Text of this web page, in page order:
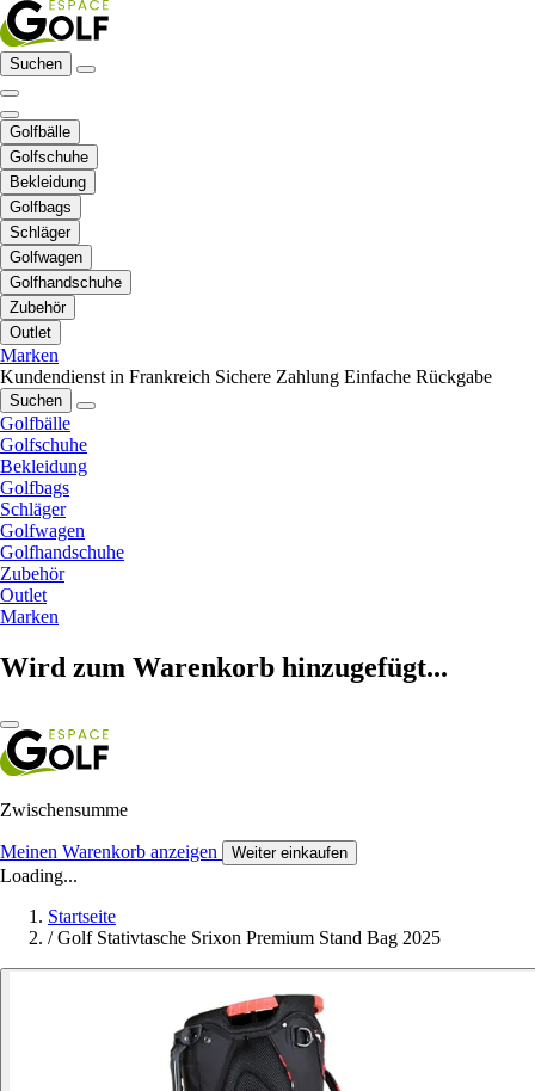
Suchen
Golfbälle
Golfschuhe
Bekleidung
Golfbags
Schläger
Golfwagen
Golfhandschuhe
Zubehör
Outlet
Marken
Kundendienst in Frankreich Sichere Zahlung Einfache Rückgabe
Suchen
Golfbälle
Golfschuhe
Bekleidung
Golfbags
Schläger
Golfwagen
Golfhandschuhe
Zubehör
Outlet
Marken
Wird zum Warenkorb hinzugefügt...
Zwischensumme
Meinen Warenkorb anzeigen Weiter einkaufen
Loading...
Startseite
/ Golf Stativtasche Srixon Premium Stand Bag 2025